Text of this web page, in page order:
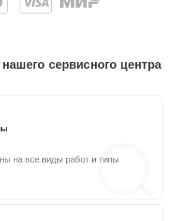
сервисного центра
на все виды работ и типы